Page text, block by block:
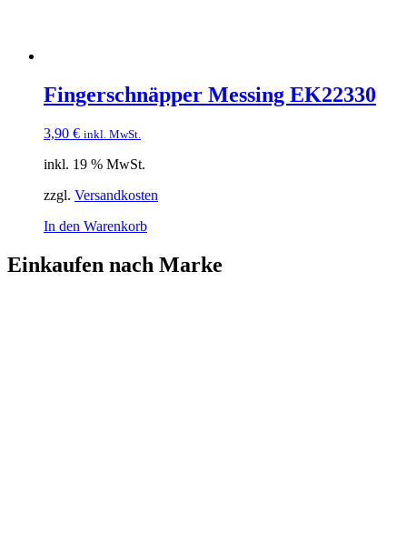
Fingerschnäpper Messing EK22330
3,90 € inkl. MwSt.
inkl. 19 % MwSt.
zzgl. Versandkosten
In den Warenkorb
Einkaufen nach Marke